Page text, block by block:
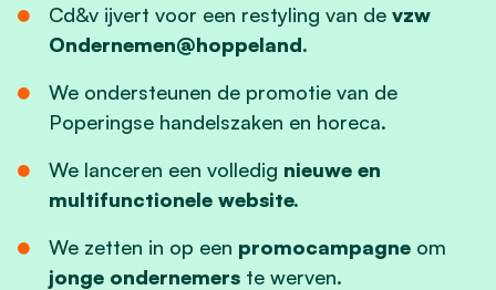
Cd&v ijvert voor een restyling van de vzw
Ondernemen@hoppeland.
We ondersteunen de promotie van de
Poperingse handelszaken en horeca.
We lanceren een volledig nieuwe en
multifunctionele website.
We zetten in op een promocampagneom
jonge ondernemerste werven.